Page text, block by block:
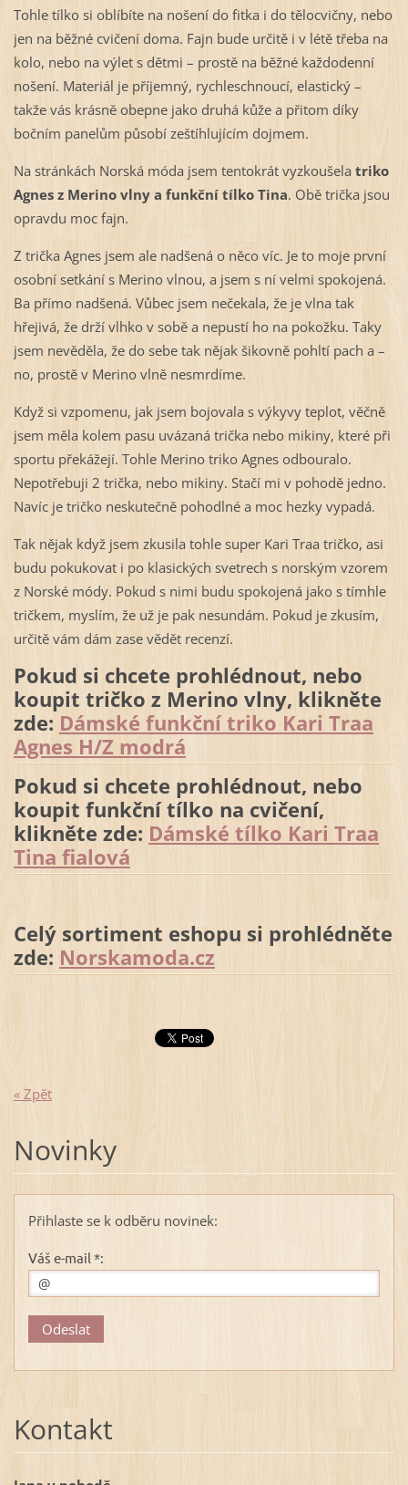
Tohle tílko si oblíbíte na nošení do fitka i do tělocvičny, nebo
jen na běžné cvičení doma. Fajn bude určitě i v létě třeba na
kolo, nebo na výlet s dětmi – prostě na běžné každodenní
nošení. Materiál je příjemný, rychleschnoucí, elastický –
takže vás krásně obepne jako druhá kůže a přitom díky
bočním panelům působí zeštíhlujícím dojmem.
Na stránkách Norská móda jsem tentokrát vyzkoušela triko
Agnes z Merino vlny a funkční tílko Tina. Obě trička jsou
opravdu moc fajn.
Z trička Agnes jsem ale nadšená o něco víc. Je to moje první
osobní setkání s Merino vlnou, a jsem s ní velmi spokojená.
Ba přímo nadšená. Vůbec jsem nečekala, že je vlna tak
hřejivá, že drží vlhko v sobě a nepustí ho na pokožku. Taky
jsem nevěděla, že do sebe tak nějak šikovně pohltí pach a –
no, prostě v Merino vlně nesmrdíme.
Když si vzpomenu, jak jsem bojovala s výkyvy teplot, věčně
jsem měla kolem pasu uvázaná trička nebo mikiny, které při
sportu překážejí. Tohle Merino triko Agnes odbouralo.
Nepotřebuji 2 trička, nebo mikiny. Stačí mi v pohodě jedno.
Navíc je tričko neskutečně pohodlné a moc hezky vypadá.
Tak nějak když jsem zkusila tohle super Kari Traa tričko, asi
budu pokukovat i po klasických svetrech s norským vzorem
z Norské módy. Pokud s nimi budu spokojená jako s tímhle
tričkem, myslím, že už je pak nesundám. Pokud je zkusím,
určitě vám dám zase vědět recenzí.
Pokud si chcete prohlédnout, nebo
koupit tričko z Merino vlny, klikněte
zde: Dámské funkční triko Kari Traa
Agnes H/Z modrá
Pokud si chcete prohlédnout, nebo
koupit funkční tílko na cvičení,
klikněte zde: Dámské tílko Kari Traa
Tina fialová
Celý sortiment eshopu si prohlédněte
zde: Norskamoda.cz
« Zpět
Novinky
Přihlaste se k odběru novinek:
Váš e-mail *:
Kontakt